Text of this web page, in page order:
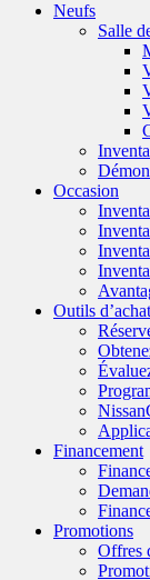
Neufs
Salle
Occasion
Outils d’achat
Financement
Promotions
Offres